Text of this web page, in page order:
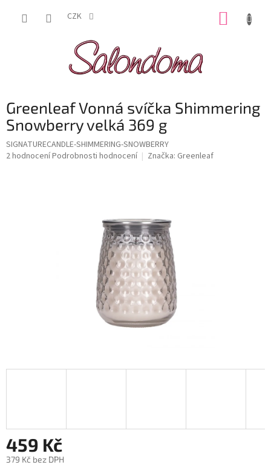
CZK
Greenleaf Vonná svíčka Shimmering
Snowberry velká 369 g
SIGNATURECANDLE-SHIMMERING-SNOWBERRY
Průměrné
2 hodnoceníPodrobnosti hodnocení Značka: Greenleaf
459 Kč
379 Kč bez DPH